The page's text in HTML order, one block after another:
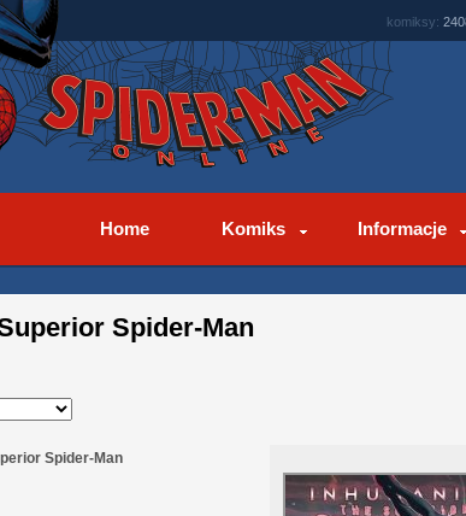
komiksy:
Home Komiks Informacje
Spider-Man
Spider-Man